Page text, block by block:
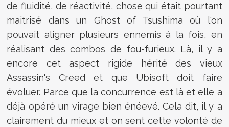
de fluidité, de réactivité, chose qui était pourtant
maitrisé dans un Ghost of Tsushima où l'on
pouvait aligner plusieurs ennemis à la fois, en
réalisant des combos de fou-furieux. Là, il y a
encore cet aspect rigide hérité des vieux
Assassin's Creed et que Ubisoft doit faire
évoluer. Parce que la concurrence est là et elle a
déjà opéré un virage bien énéevé. Cela dit, il y a
clairement du mieux et on sent cette volonté de